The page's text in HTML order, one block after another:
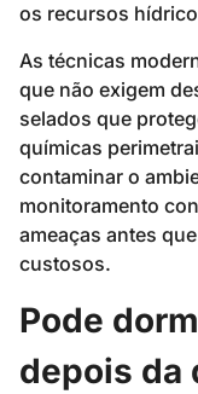
os recursos
As técnicas
que não exigem
selados que
químicas
contaminar o
monitoramento
ameaças antes
custosos.
Pode
depois da